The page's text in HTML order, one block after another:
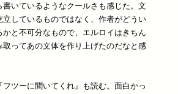
書いているようなクールさも感じた。文
立しているものではなく、作者がどうい
かと不可分なもので、エルロイはきちん
取ってあの文体を作り上げたのだなと感
ツーに聞いてくれ』も読む。面白かっ